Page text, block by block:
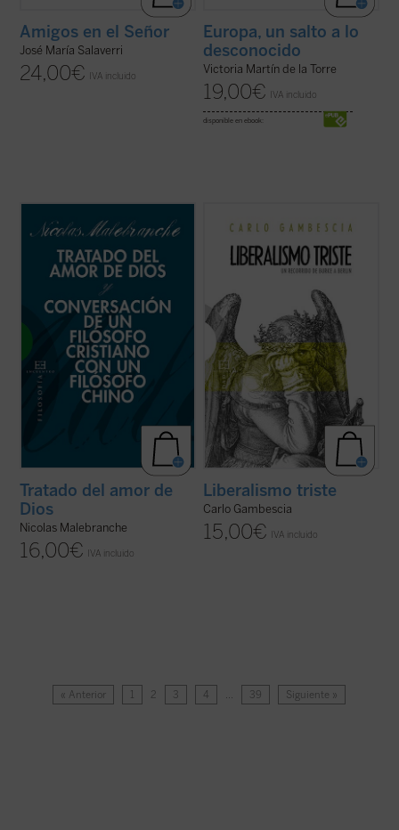
Amigos en el Señor
José María Salaverri
24,00€ IVA incluido
Europa, un salto a lo
desconocido
Victoria Martín de la Torre
19,00€ IVA incluido
disponible en ebook:
Malebranche, inéditos en español,
encontramos buena parte de los conceptos
esenciales de su metafísica y su
antropología, pero expuestas dentro del
fragor de algunas de las principales
controversias que marcaron ...
Tratado del amor de
Dios
Nicolas Malebranche
16,00€ IVA incluido
historia detallada y exhaustiva del
verificar, como se hace en el campo de la
química o de la física, la cualidad, el valor de
una sustancia. La «sustancia» examinada
Liberalismo triste
Carlo Gambescia
15,00€ IVA incluido
« Anterior 1 2 3 4 … 39 Siguiente »